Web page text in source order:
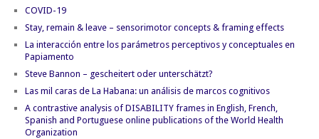
COVID-19
Stay, remain & leave – sensorimotor concepts & framing effects
La interacción entre los parámetros perceptivos y conceptuales en
Papiamento
Steve Bannon – gescheitert oder unterschätzt?
Las mil caras de La Habana: un análisis de marcos cognitivos
A contrastive analysis of DISABILITY frames in English, French,
Spanish and Portuguese online publications of the World Health
Organization